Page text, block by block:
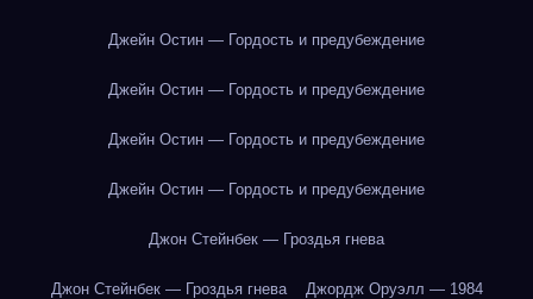
Джейн Остин — Гордость и предубеждение
Джейн Остин — Гордость и предубеждение
Джейн Остин — Гордость и предубеждение
Джейн Остин — Гордость и предубеждение
Джон Стейнбек — Гроздья гнева
Джон Стейнбек — Гроздья гнева Джордж Оруэлл — 1984